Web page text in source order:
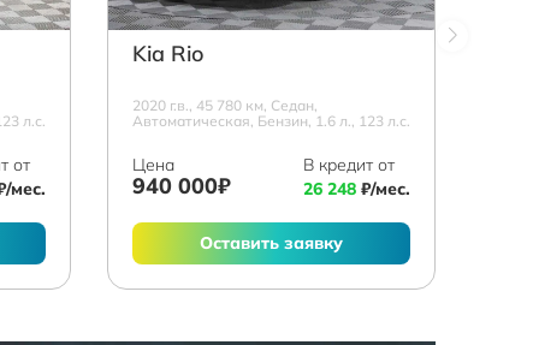
л.с.
от
мес.
Kia Rio
2020 г.в., 45 780 км, Седан,
Автоматическая, Бензин, 1.6 л., 123 л.с.
Цена
940 000₽
В кредит от
26 248 ₽/мес.
Оставить заявку